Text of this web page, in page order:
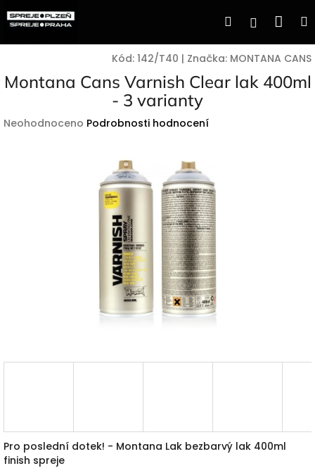
na
Hledat
Kód: 142/T40 | Značka: MONTANA CANS
Montana Cans Varnish Clear lak 400ml
- 3 varianty
Průměrné
Neohodnoceno Podrobnosti hodnocení
Pro poslední dotek! - Montana Lak bezbarvý lak 400ml
finish spreje